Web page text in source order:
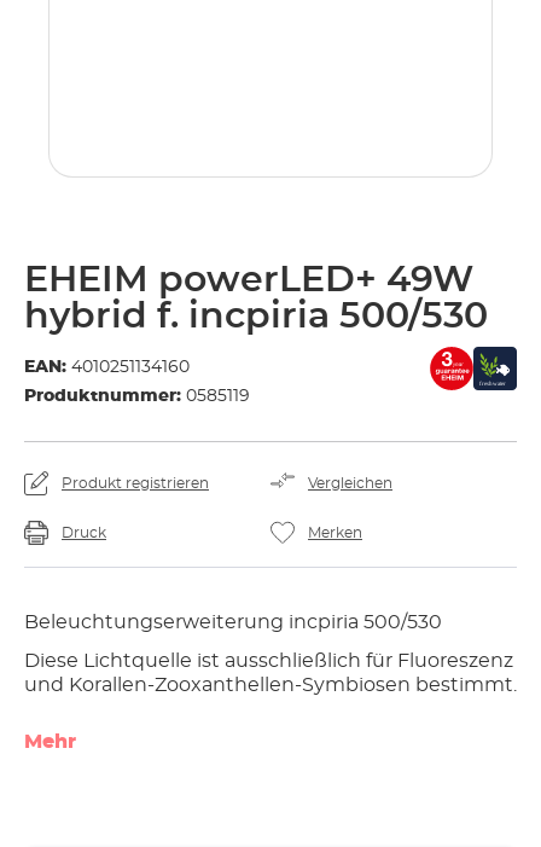
EHEIM powerLED+ 49W
hybrid f. incpiria 500/530
EAN: 4010251134160
Produktnummer: 0585119
Produkt registrieren Vergleichen
Druck Merken
Beleuchtungserweiterung incpiria 500/530
Diese Lichtquelle ist ausschließlich für Fluoreszenz
und Korallen-Zooxanthellen-Symbiosen bestimmt.
Mehr